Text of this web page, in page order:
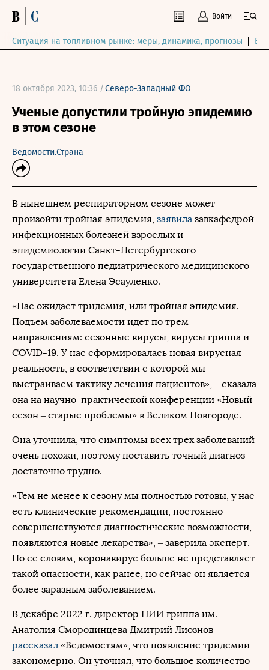
Войти
Ситуация на топливном рынке: меры, динамика, прогнозы
18 октября 2023, 10:36 /Северо-Западный ФО
Ученые допустили тройную эпидемию
в этом сезоне
Ведомости.Страна
В нынешнем респираторном сезоне может
произойти тройная эпидемия, заявила завкафедрой
инфекционных болезней взрослых и
эпидемиологии Санкт-Петербургского
государственного педиатрического медицинского
университета Елена Эсауленко.
«Нас ожидает тридемия, или тройная эпидемия.
Подъем заболеваемости идет по трем
направлениям: сезонные вирусы, вирусы гриппа и
COVID-19. У нас сформировалась новая вирусная
реальность, в соответствии с которой мы
выстраиваем тактику лечения пациентов», – сказала
она на научно-практической конференции «Новый
сезон – старые проблемы» в Великом Новгороде.
Она уточнила, что симптомы всех трех заболеваний
очень похожи, поэтому поставить точный диагноз
достаточно трудно.
«Тем не менее к сезону мы полностью готовы, у нас
есть клинические рекомендации, постоянно
совершенствуются диагностические возможности,
появляются новые лекарства», – заверила эксперт.
По ее словам, коронавирус больше не представляет
такой опасности, как ранее, но сейчас он является
более заразным заболеванием.
В декабре 2022 г. директор НИИ гриппа им.
Анатолия Смородинцева Дмитрий Лиознов
рассказал «Ведомостям», что появление тридемии
закономерно. Он уточнял, что большое количество